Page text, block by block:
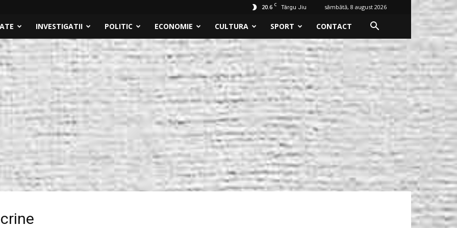
20.6 C Târgu Jiu sâmbătă, 8 august 2026
INVESTIGATII POLITIC ECONOMIE CULTURA SPORT CONTACT